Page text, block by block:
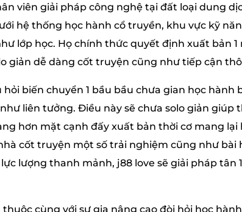
viên giải pháp công nghệ tại đất loại dung
hệ thống học hành cổ truyền, khu vực kỹ
lớp học. Họ chính thức quyết định xuất bản 1
giản dễ dàng cốt truyện cũng như tiếp cận
biến chuyển 1 bầu bầu chưa gian học hành
liên tưởng. Điều này sẽ chưa solo giản giúp
hơn mặt cạnh đấy xuất bản thời cơ mang
cốt truyện một số trải nghiệm cũng như bài
lượng thanh mảnh, j88 love sẽ giải pháp tân
cùng với sự gia nâng cao đòi hỏi học